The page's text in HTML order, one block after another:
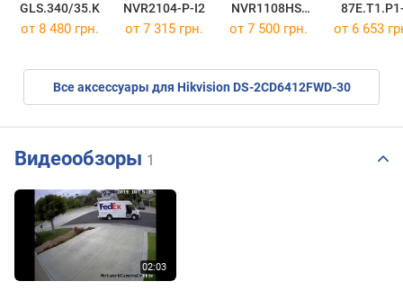
GLS.340/35.K
NVR2104-P-I2
NVR1108HS-
8P-S3/H
7035
от 8 480 грн. от 7 315 грн. от 7 500 грн. от 6 653
Все аксессуары для Hikvision DS-2CD6412FWD-30
Видеообзоры 1